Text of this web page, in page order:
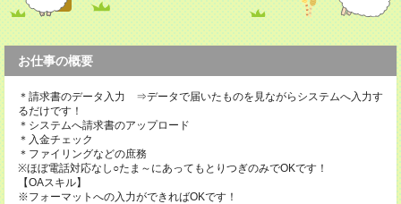
お仕事の概要
＊請求書のデータ入力 ⇒データで届いたものを見ながらシステムへ入力す
るだけです！
＊システムへ請求書のアップロード
＊入金チェック
＊ファイリングなどの庶務
※ほぼ電話対応なし○たま～にあってもとりつぎのみでOKです！
【OAスキル】
※フォーマットへの入力ができればOKです！